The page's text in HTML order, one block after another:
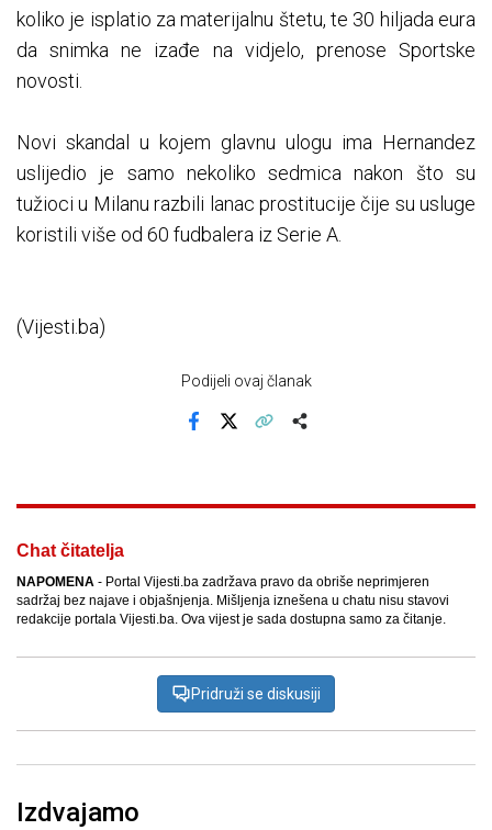
koliko je isplatio za materijalnu štetu, te 30 hiljada eura
da snimka ne izađe na vidjelo, prenose Sportske
novosti.
Novi skandal u kojem glavnu ulogu ima Hernandez
uslijedio je samo nekoliko sedmica nakon što su
tužioci u Milanu razbili lanac prostitucije čije su usluge
koristili više od 60 fudbalera iz Serie A.
(Vijesti.ba)
Podijeli ovaj članak
Chat čitatelja
NAPOMENA - Portal Vijesti.ba zadržava pravo da obriše neprimjeren
sadržaj bez najave i objašnjenja. Mišljenja iznešena u chatu nisu stavovi
redakcije portala Vijesti.ba. Ova vijest je sada dostupna samo za čitanje.
Pridruži se diskusiji
Izdvajamo